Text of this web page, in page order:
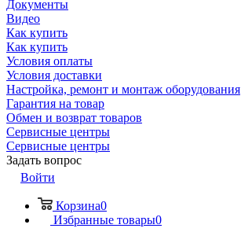
Документы
Видео
Как купить
Как купить
Условия оплаты
Условия доставки
Настройка, ремонт и монтаж оборудования
Гарантия на товар
Обмен и возврат товаров
Сервисные центры
Сервисные центры
Задать вопрос
Войти
Корзина0
Избранные товары0